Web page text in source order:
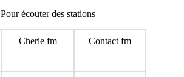
Pour écouter des stations
Cherie fm Contact fm